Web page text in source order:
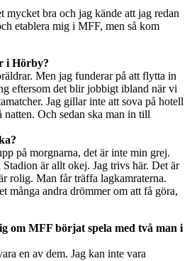
mycket bra och jag kände att jag redan
etablera mig i MFF, men så kom
i Hörby?
Men jag funderar på att flytta in
eftersom det blir jobbigt ibland när vi
Jag gillar inte att sova på hotell
natten. Och sedan ska man in till
på morgnarna, det är inte min grej.
är allt okej. Jag trivs här. Det är
rolig. Man får träffa lagkamraterna.
många andra drömmer om att få göra,
om MFF börjat spela med två man i
en av dem. Jag kan inte vara